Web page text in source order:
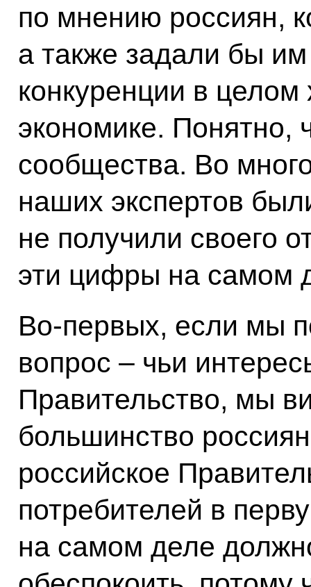
по мнению россиян,
а также задали бы
конкуренции в целом
экономике. Понятно,
сообщества. Во
наших экспертов
не получили своего
эти цифры на самом
Во‑первых, если мы
вопрос – чьи
Правительство, мы
большинство
российское
потребителей в
на самом деле